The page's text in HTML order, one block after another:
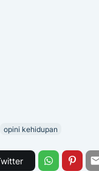
opini kehidupan